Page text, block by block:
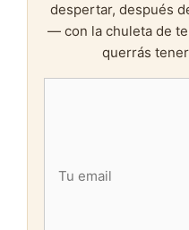
despertar, después
— con la chuleta de
querrás